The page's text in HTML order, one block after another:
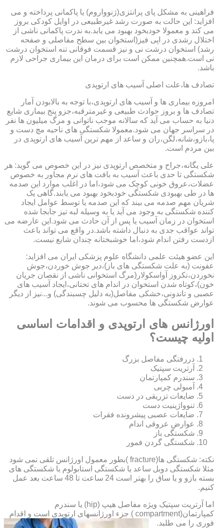
فراهینی به مشکل پای پرانتزی(ژنوواروم) یا پاکمانی پرداخته و می
افزاید: این حالت به صورت رشد غیرطبیعی در اوایل کودکی بروز
می کند و معمولا خودبخود بهبود می یابد.به ندرت پاکمانی ناشی از
اختلال رشدی در اپی فیز(استخوان بین سطح مفاصلی و صفحه
رشد) استخوان درشت نی و نیز قسمت فوقانی تنه استخوان درشت
نی است.همچنین ممکن است برای درمان این بیماری جراحی لازم
باشد.
تصادف ها،علت اصلی آسیب های ارتوپدی
امروزه بیماری ها و آسیب های ارتوپدی،با توجه به بالابودن آمار
تصادف ها و بروز حوادث طبیعی و غیرمترقبه،جزو پنج بیماری شایع
دنیا به حساب می آید که سالانه موجب ناتوانی و مرگ میلیون ها نفر
در سراسر جهان می شود.معمولا شکستگی های ناحیه مچ دست و
پا،بازو،شانه،لگن،ران و ساعد از مهم ترین آسیب های ارتوپدی در
بین مردم است.
علی یگانه،جراح و متخصص ارتوپدی نیز در این خصوص می گوید: هر
شکستگی تا حدی باعث آسیب به بافت های نرم مجاور به خصوص
عضلات،عروق خونی کوچک می شود،اما در اغلب موارد این صدمه
ها در طی بهبودی شکستگی خودبخود بهبود می یابند.گاهی یک
شریان مهم صدمه می بیند که این صدمه یا توسط عوامل ایجاد
کننده شکستگی به وجود می آید یا به وسیله لبه تیز جابجا شده
استخوان در زمان آسیب یا پس از آن حادث می شود.این عارضه می
تواند عواقب جدی به دنبال داشته باشد.در واقع می تواند باعث
ازدست رفتن اندام شود،اما خوشبختانه چندان شایع نیست.
این عضو هیئت علمی دانشگاه علوم پزشکی ایران می افزاید:
عفونت (به علت شکستگی های باز)،دیر جوش خوردن،جوش
نخوردن،نکروز آواسکولار(مرگ استخوانی ناشی از نقصان جریان
خون)،کوتاه شدن استخوان در اندام های تحتانی،ایجاد آسیب های
عصبی و تاندونی،خشکی مفاصل(به دلیل چسبندگی) و...نیز از دیگر
عوارض شکستگی ها محسوب می شوند.
اورژانس های ارتوپدی و اقدامات اساسی
اولیه چیست؟
دررفتگی مفاصل بزرگ
آرتریت سپتیک
سندرم کمپارتمان
آمبولی چربی
ضایعات تزریقی در دست
تنوواژینیت دست
ضایعات عصبی پیشرونده فقرات
عوارض عروقی اندام
شکستگی باز
شکستگی گردن فمور
نکته: شکستگی ها(fracture )بطور معمول اورژانس تلقی نمی شود
مثلا شکستگی دوبل ساعد یا شکستگی استابولوم یا شکستگی های
بسته بازو و یا ساق را بهتر است 24 ساعت تا 48 ساعت بعد عمل
کنیم.
اما آرتریت سپتیک ویژه مفاصل هیپ (hip) یا سندرم
کمپارتمان(compartment ) جزء اورژانسهای ارتوپدی است و اقدام
فوری را می طلبد.